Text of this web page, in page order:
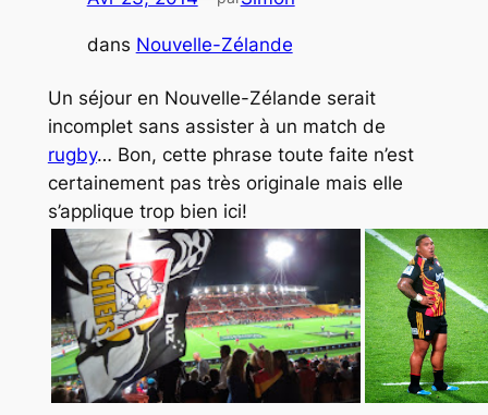
dans Nouvelle-Zélande
Un séjour en Nouvelle-Zélande serait
incomplet sans assister à un match de
rugby… Bon, cette phrase toute faite n’est
certainement pas très originale mais elle
s’applique trop bien ici!